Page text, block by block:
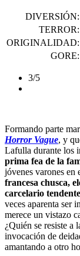
DIVERSIÓN:
TERROR:
ORIGINALIDAD:
GORE:
3/5
Formando parte
Horror Vague, y
Lafulla durante los
prima fea de la
jóvenes varones en
francesa chusca,
carcelario
veces aparenta ser
merece un vistazo
¿Quién se resiste a
invocación de
amantando a otro